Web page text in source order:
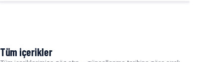
Tüm içerikler